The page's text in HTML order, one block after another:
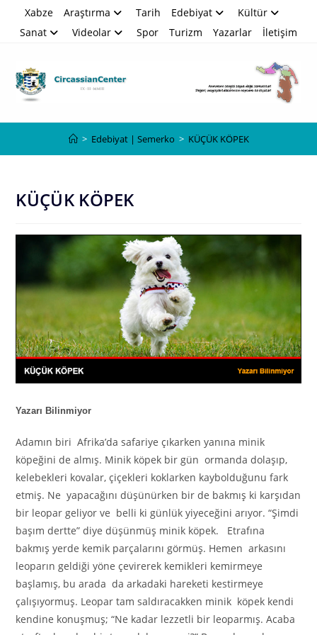
Xabze Araştırma Tarih Edebiyat
Kültür
Sanat
Videolar Spor Turizm Yazarlar İletişim
> Edebiyat | Semerko > KÜÇÜK KÖPEK
KÜÇÜK KÖPEK
Yazarı Bilinmiyor
Adamın biri Afrika’da safariye çıkarken yanına minik
köpeğini de almış. Minik köpek bir gün ormanda dolaşıp,
kelebekleri kovalar, çiçekleri koklarken kaybolduğunu fark
etmiş. Ne yapacağını düşünürken bir de bakmış ki karşıdan
bir leopar geliyor ve belli ki günlük yiyeceğini arıyor. “Şimdi
başım dertte” diye düşünmüş minik köpek. Etrafına
bakmış yerde kemik parçalarını görmüş. Hemen arkasını
leoparın geldiği yöne çevirerek kemikleri kemirmeye
başlamış, bu arada da arkadaki hareketi kestirmeye
çalışıyormuş. Leopar tam saldıracakken minik köpek kendi
kendine konuşmuş; “Ne kadar lezzetli bir leoparmış. Acaba